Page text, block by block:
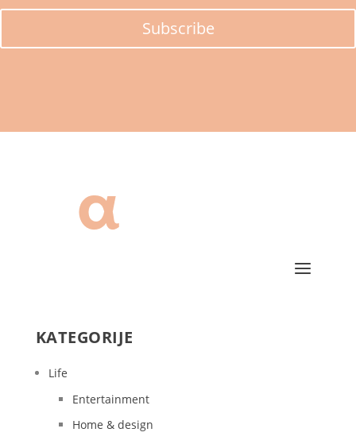
Subscribe
KATEGORIJE
Life
Entertainment
Home & design